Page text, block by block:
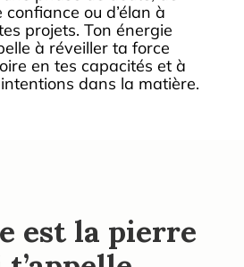
ou d’élan à
projets. Ton énergie
à réveiller ta force
en tes capacités et à
dans la matière.
est la pierre